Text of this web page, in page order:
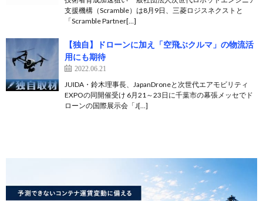
支援機構（Scramble）は8月9日、三菱ロジスネクストと
「Scramble Partner[…]
【独自】ドローンに加え「空飛ぶクルマ」の物流活
用にも期待
2022.06.21
JUIDA・鈴木理事長、JapanDroneと次世代エアモビリティ
EXPOの同開催受け 6月21～23日に千葉市の幕張メッセでド
ローンの国際展示会「J[…]